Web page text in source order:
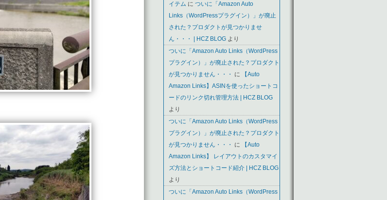
イテム に ついに「Amazon Auto
Links（WordPressプラグイン）」が廃止
された？プロダクトが見つかりませ
ん・・・ | HCZ BLOG より
ついに「Amazon Auto Links（WordPress
プラグイン）」が廃止された？プロダクト
が見つかりません・・・
に
【Auto
Amazon Links】ASINを使ったショートコ
ードのリンク切れ管理方法 | HCZ BLOG
より
ついに「Amazon Auto Links（WordPress
プラグイン）」が廃止された？プロダクト
が見つかりません・・・
に
【Auto
Amazon Links】 レイアウトのカスタマイ
ズ方法とショートコード紹介 | HCZ BLOG
より
ついに「Amazon Auto Links（WordPress